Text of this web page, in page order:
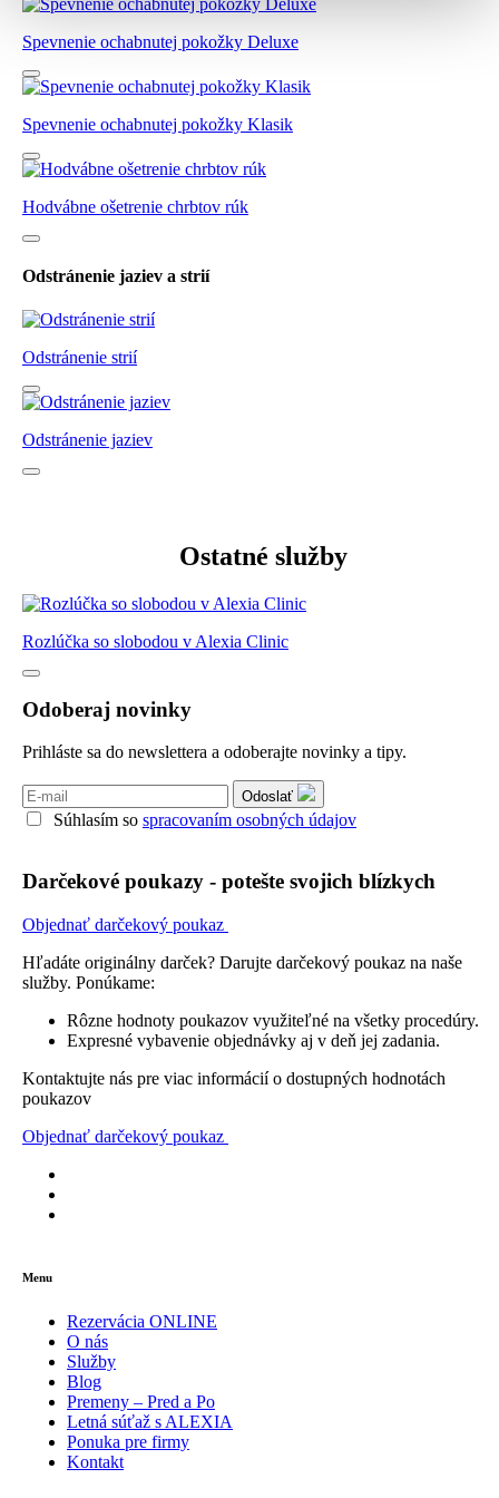
Spevnenie ochabnutej pokožky Deluxe
Spevnenie ochabnutej pokožky Klasik
Hodvábne ošetrenie chrbtov rúk
Odstránenie jaziev a strií
Odstránenie strií
Odstránenie jaziev
Ostatné služby
Rozlúčka so slobodou v Alexia Clinic
Odoberaj novinky
Prihláste sa do newslettera a odoberajte novinky a tipy.
Odoslať
Súhlasím so spracovaním osobných údajov
Darčekové poukazy - potešte svojich blízkych
Objednať darčekový poukaz
Hľadáte originálny darček? Darujte darčekový poukaz na naše
služby. Ponúkame:
Rôzne hodnoty poukazov využiteľné na všetky procedúry.
Expresné vybavenie objednávky aj v deň jej zadania.
Kontaktujte nás pre viac informácií o dostupných hodnotách
poukazov
Objednať darčekový poukaz
Menu
Rezervácia ONLINE
O nás
Služby
Blog
Premeny – Pred a Po
Letná súťaž s ALEXIA
Ponuka pre firmy
Kontakt